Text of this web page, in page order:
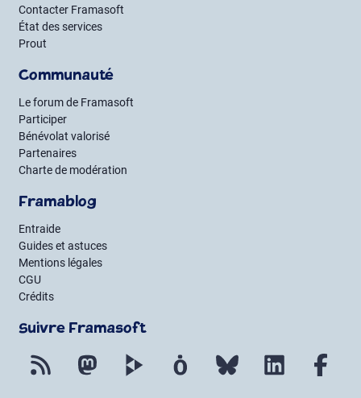
Contacter Framasoft
État des services
Prout
Communauté
Le forum de Framasoft
Participer
Bénévolat valorisé
Partenaires
Charte de modération
Framablog
Entraide
Guides et astuces
Mentions légales
CGU
Crédits
Suivre Framasoft
Flux RSS Mastodon PeerTube Mobilizon Bluesky LinkedIn